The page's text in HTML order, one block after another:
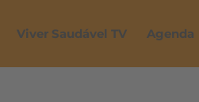
Viver Saudável TV Agenda